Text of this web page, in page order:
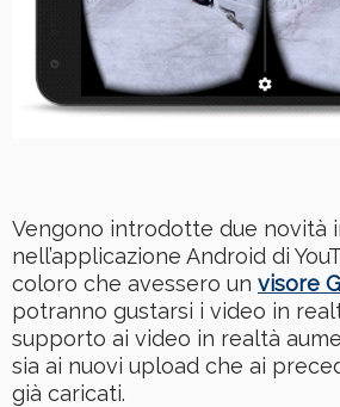
Vengono introdotte due novità
nell’applicazione Android di
coloro che avessero un visore
potranno gustarsi i video in
supporto ai video in realtà
sia ai nuovi upload che ai
già caricati.